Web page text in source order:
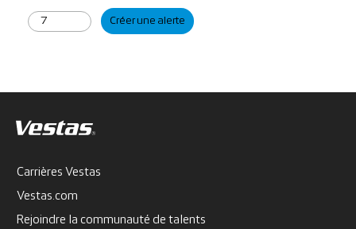
Créer une alerte
Carrières Vestas
Vestas.com
Rejoindre la communauté de talents